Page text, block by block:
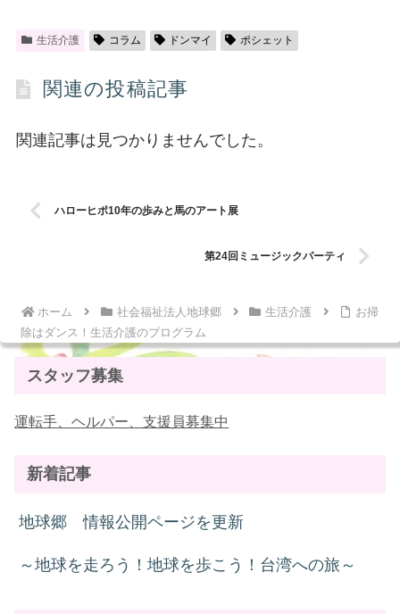
生活介護 コラム ドンマイ ポシェット
関連の投稿記事
関連記事は見つかりませんでした。
ハローヒポ10年の歩みと馬のアート展
第24回ミュージックパーティ
ホーム 社会福祉法人地球郷 生活介護
お掃
除はダンス！生活介護のプログラム
スタッフ募集
運転手、ヘルパー、支援員募集中
新着記事
地球郷 情報公開ページを更新
～地球を走ろう！地球を歩こう！台湾への旅～